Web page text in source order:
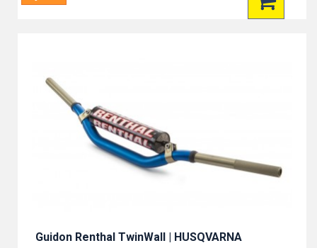
Guidon Renthal TwinWall | HUSQVARNA